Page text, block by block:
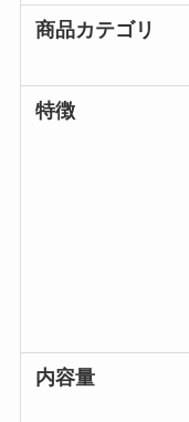
商品カテゴリ
特徴
内容量